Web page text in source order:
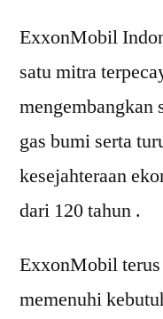
ExxonMobil
satu mitra
mengembangkan
gas bumi serta
kesejahteraan
dari 120 tahun .
ExxonMobil terus
memenuhi